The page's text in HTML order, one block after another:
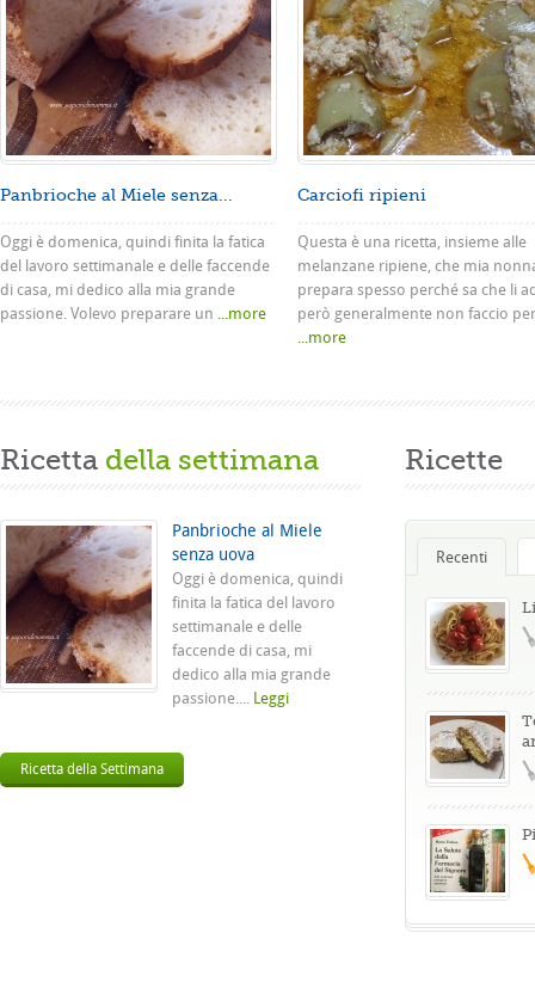
Panbrioche al Miele senza...
Oggi è domenica, quindi finita la fatica
del lavoro settimanale e delle faccende
di casa, mi dedico alla mia grande
passione. Volevo preparare un ...more
Carciofi ripieni
Questa è una ricetta, insieme alle
melanzane ripiene, che mia
prepara spesso perché sa che li
però generalmente non faccio
...more
Ricetta della settimana
Panbrioche al Miele
senza uova
Oggi è domenica, quindi
finita la fatica del lavoro
settimanale e delle
faccende di casa, mi
dedico alla mia grande
passione.... Leggi
Ricetta della Settimana
Ricette
Recenti